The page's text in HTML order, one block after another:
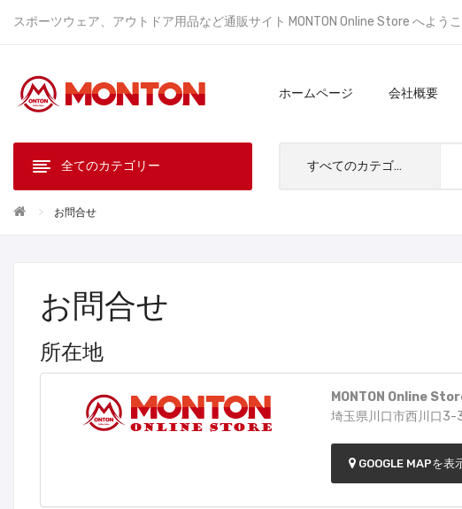
スポーツウェア、アウトドア用品など通販サイト MONTON Online Store へようこ
ホームページ 会社概要
全てのカテゴリー すべてのカテゴリ
お問合せ
お問合せ
所在地
MONTON Online
埼玉県川口市西川口3-
GOOGLE MAPを表